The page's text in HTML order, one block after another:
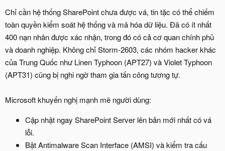
Chỉ cần hệ thống SharePoint chưa được vá, tin tặc có thể chiếm
toàn quyền kiểm soát hệ thống và mã hóa dữ liệu. Đã có ít nhất
400 nạn nhân được xác nhận, trong đó có cả cơ quan chính phủ
và doanh nghiệp. Không chỉ Storm-2603, các nhóm hacker khác
của Trung Quốc như Linen Typhoon (APT27) và Violet Typhoon
(APT31) cũng bị nghi ngờ tham gia tấn công tương tự.
Microsoft khuyến nghị mạnh mẽ người dùng:
Cập nhật ngay SharePoint Server lên bản mới nhất có vá
lỗi.
Bật Antimalware Scan Interface (AMSI) và kiểm tra cấu